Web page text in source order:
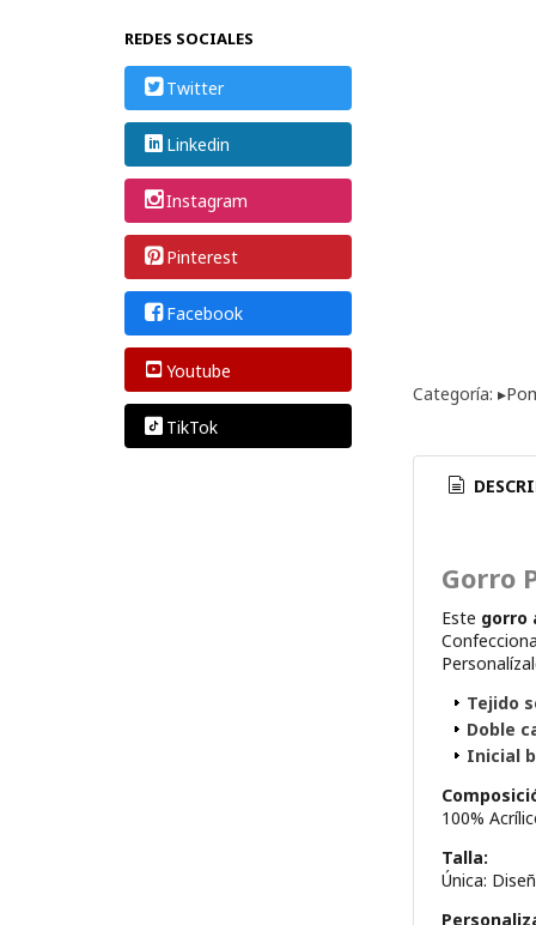
REDES SOCIALES
Twitter
Linkedin
Instagram
Pinterest
Facebook
Youtube
TikTok
Categoría:
Gorro
Este gorro
Tejido
Doble
Inicial
100%
Talla:
Única: